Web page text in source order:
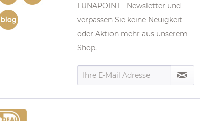
LUNAPOINT - Newsletter und
verpassen Sie keine Neuigkeit
oder Aktion mehr aus unserem
Shop.